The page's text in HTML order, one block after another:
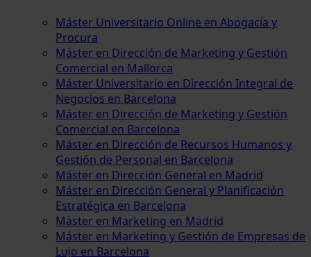
Máster Universitario Online en Abogacía y
Procura
Máster en Dirección de Marketing y Gestión
Comercial en Mallorca
Máster Universitario en Dirección Integral de
Negocios en Barcelona
Máster en Dirección de Marketing y Gestión
Comercial en Barcelona
Máster en Dirección de Recursos Humanos y
Gestión de Personal en Barcelona
Máster en Dirección General en Madrid
Máster en Dirección General y Planificación
Estratégica en Barcelona
Máster en Marketing en Madrid
Máster en Marketing y Gestión de Empresas de
Lujo en Barcelona